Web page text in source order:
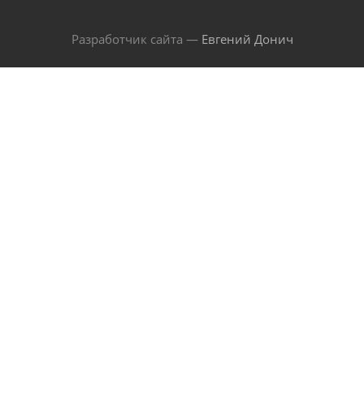
Разработчик сайта — Евгений Донич